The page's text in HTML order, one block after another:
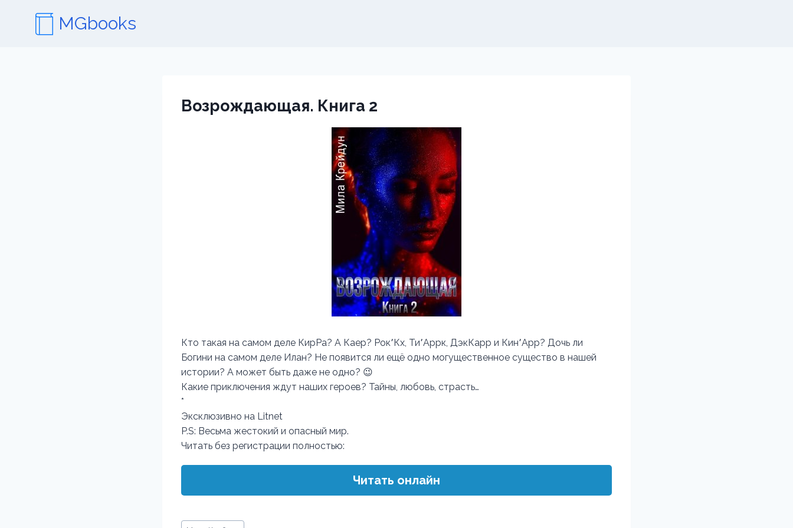
содержимому
MGbooks
Возрождающая. Книга 2
Кто такая на самом деле КирРа? А Каер? Рок՚Кх, Ти՚Аррк, ДэкКарр и Кин՚Арр? Дочь ли
Богини на самом деле Илан? Не появится ли ещё одно могущественное существо в нашей
истории? А может быть даже не одно? 😉
Какие приключения ждут наших героев? Тайны, любовь, страсть…
*
Эксклюзивно на Litnet
P.S: Весьма жестокий и опасный мир.
Читать без регистрации полностью:
Читать онлайн
Метки